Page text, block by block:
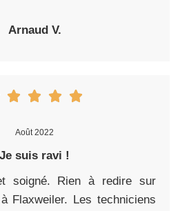
Arnaud V.
Août 2022
Je suis ravi !
soigné. Rien à redire sur
Flaxweiler. Les techniciens